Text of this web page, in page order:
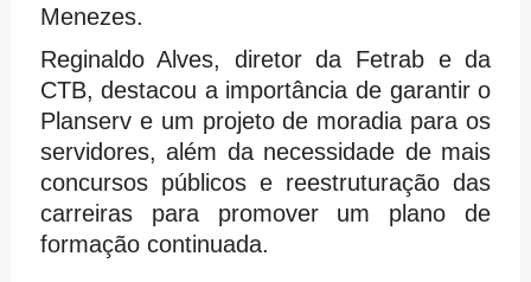
Menezes.
Reginaldo Alves, diretor da Fetrab e da
CTB, destacou a importância de garantir o
Planserv e um projeto de moradia para os
servidores, além da necessidade de mais
concursos públicos e reestruturação das
carreiras para promover um plano de
formação continuada.